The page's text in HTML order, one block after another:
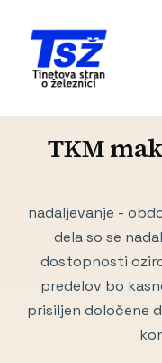
TKM
nadaljevanje -
dela so se
dostopnosti
predelov bo
prisiljen določene